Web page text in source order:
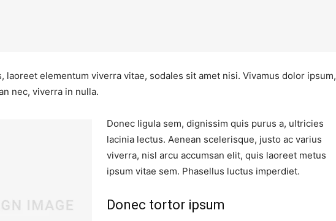
laoreet elementum viverra vitae, sodales sit amet nisi. Vivamus dolor ipsum,
nec, viverra in nulla.
Donec ligula sem, dignissim quis purus a, ultricies
lacinia lectus. Aenean scelerisque, justo ac varius
viverra, nisl arcu accumsan elit, quis laoreet metus
ipsum vitae sem. Phasellus luctus imperdiet.
Donec tortor ipsum